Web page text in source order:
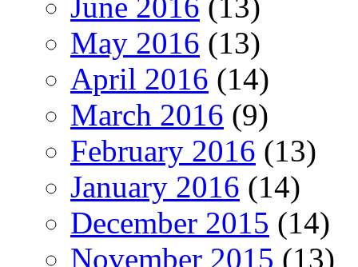
May 2016 (13)
April 2016 (14)
March 2016 (9)
February 2016 (13)
January 2016 (14)
December 2015 (14)
November 2015 (13)